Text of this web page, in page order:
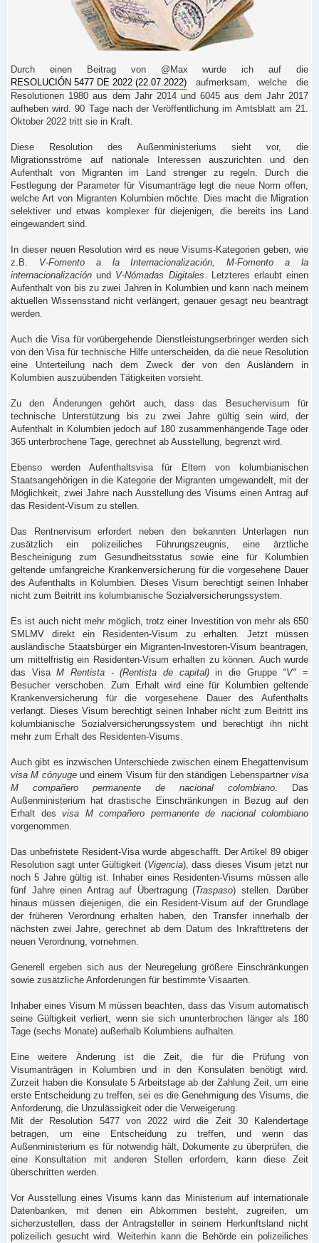
Durch einen Beitrag von @Max wurde ich auf die
RESOLUCIÓN 5477 DE 2022 (22.07.2022) aufmerksam, welche die
Resolutionen 1980 aus dem Jahr 2014 und 6045 aus dem Jahr 2017
aufheben wird. 90 Tage nach der Veröffentlichung im Amtsblatt am 21.
Oktober 2022 tritt sie in Kraft.
Diese Resolution des Außenministeriums sieht vor, die
Migrationsströme auf nationale Interessen auszurichten und den
Aufenthalt von Migranten im Land strenger zu regeln. Durch die
Festlegung der Parameter für Visumanträge legt die neue Norm offen,
welche Art von Migranten Kolumbien möchte. Dies macht die Migration
selektiver und etwas komplexer für diejenigen, die bereits ins Land
eingewandert sind.
In dieser neuen Resolution wird es neue Visums-Kategorien geben, wie
z.B. V-Fomento a la Internacionalización, M-Fomento a la
internacionalización und V-Nómadas Digitales. Letzteres erlaubt einen
Aufenthalt von bis zu zwei Jahren in Kolumbien und kann nach meinem
aktuellen Wissensstand nicht verlängert, genauer gesagt neu beantragt
werden.
Auch die Visa für vorübergehende Dienstleistungserbringer werden sich
von den Visa für technische Hilfe unterscheiden, da die neue Resolution
eine Unterteilung nach dem Zweck der von den Ausländern in
Kolumbien auszuübenden Tätigkeiten vorsieht.
Zu den Änderungen gehört auch, dass das Besuchervisum für
technische Unterstützung bis zu zwei Jahre gültig sein wird, der
Aufenthalt in Kolumbien jedoch auf 180 zusammenhängende Tage oder
365 unterbrochene Tage, gerechnet ab Ausstellung, begrenzt wird.
Ebenso werden Aufenthaltsvisa für Eltern von kolumbianischen
Staatsangehörigen in die Kategorie der Migranten umgewandelt, mit der
Möglichkeit, zwei Jahre nach Ausstellung des Visums einen Antrag auf
das Resident-Visum zu stellen.
Das Rentnervisum erfordert neben den bekannten Unterlagen nun
zusätzlich ein polizeiliches Führungszeugnis, eine ärztliche
Bescheinigung zum Gesundheitsstatus sowie eine für Kolumbien
geltende umfangreiche Krankenversicherung für die vorgesehene Dauer
des Aufenthalts in Kolumbien. Dieses Visum berechtigt seinen Inhaber
nicht zum Beitritt ins kolumbianische Sozialversicherungssystem.
Es ist auch nicht mehr möglich, trotz einer Investition von mehr als 650
SMLMV direkt ein Residenten-Visum zu erhalten. Jetzt müssen
ausländische Staatsbürger ein Migranten-Investoren-Visum beantragen,
um mittelfristig ein Residenten-Visum erhalten zu können. Auch wurde
das VisaM Rentista - (Rentista de capital)in die Gruppe "V" =
Besucher verschoben. Zum Erhalt wird eine für Kolumbien geltende
Krankenversicherung für die vorgesehene Dauer des Aufenthalts
verlangt. Dieses Visum berechtigt seinen Inhaber nicht zum Beitritt ins
kolumbianische Sozialversicherungssystem und berechtigt ihn nicht
mehr zum Erhalt des Residenten-Visums.
Auch gibt es inzwischen Unterschiede zwischen einem Ehegattenvisum
visa M cónyugeund einem Visum für den ständigen Lebenspartnervisa
M compañero permanente de nacional colombiano. Das
Außenministerium hat drastische Einschränkungen in Bezug auf den
Erhalt des visa M compañero permanente de nacional colombiano
vorgenommen.
Das unbefristete Resident-Visa wurde abgeschafft. Der Artikel 89 obiger
Resolution sagt unter Gültigkeit (Vigencia), dass dieses Visum jetzt nur
noch 5 Jahre gültig ist. Inhaber eines Residenten-Visums müssen alle
fünf Jahre einen Antrag auf Übertragung (Traspaso) stellen. Darüber
hinaus müssen diejenigen, die ein Resident-Visum auf der Grundlage
der früheren Verordnung erhalten haben, den Transfer innerhalb der
nächsten zwei Jahre, gerechnet ab dem Datum des Inkrafttretens der
neuen Verordnung, vornehmen.
Generell ergeben sich aus der Neuregelung größere Einschränkungen
sowie zusätzliche Anforderungen für bestimmte Visaarten.
Inhaber eines Visum M müssen beachten, dass das Visum automatisch
seine Gültigkeit verliert, wenn sie sich ununterbrochen länger als 180
Tage (sechs Monate) außerhalb Kolumbiens aufhalten.
Eine weitere Änderung ist die Zeit, die für die Prüfung von
Visumanträgen in Kolumbien und in den Konsulaten benötigt wird.
Zurzeit haben die Konsulate 5 Arbeitstage ab der Zahlung Zeit, um eine
erste Entscheidung zu treffen, sei es die Genehmigung des Visums, die
Anforderung, die Unzulässigkeit oder die Verweigerung.
Mit der Resolution 5477 von 2022 wird die Zeit 30 Kalendertage
betragen, um eine Entscheidung zu treffen, und wenn das
Außenministerium es für notwendig hält, Dokumente zu überprüfen, die
eine Konsultation mit anderen Stellen erfordern, kann diese Zeit
überschritten werden.
Vor Ausstellung eines Visums kann das Ministerium auf internationale
Datenbanken, mit denen ein Abkommen besteht, zugreifen, um
sicherzustellen, dass der Antragsteller in seinem Herkunftsland nicht
polizeilich gesucht wird. Weiterhin kann die Behörde ein polizeiliches